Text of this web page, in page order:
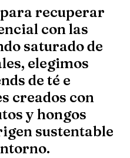
recuperar
con las
saturado de
elegimos
de té e
creados con
y hongos
sustentable